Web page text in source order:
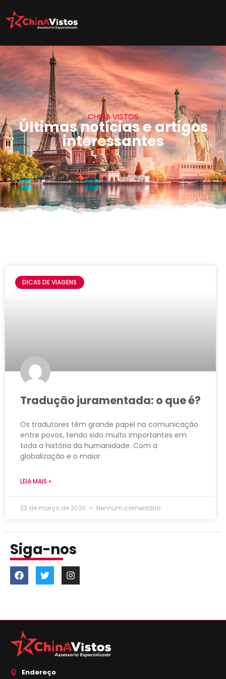
CHINA VISTOS
Últimas notícias e artigos
interessantes
DICAS DE VIAGENS
Tradução juramentada: o que é?
Os tradutores têm grande papel na comunicação
entre povos, tendo sido muito importantes em
toda a história da humanidade. Com a
globalização e o maior
LEIA MAIS »
23 de março de 2020 Nenhum comentário
Siga-nos
Endereço